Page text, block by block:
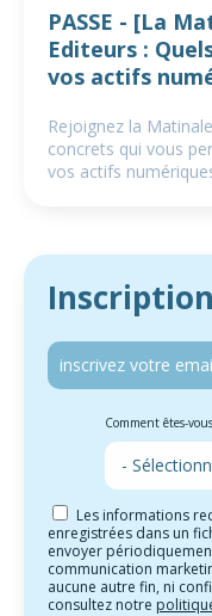
Comment êtes-
Les informations
enregistrées dans un
envoyer
communication
aucune autre fin, ni
consultez notre
PASSE - [La
Editeurs :
vos actifs
Rejoignez la
concrets qui vous
vos actifs